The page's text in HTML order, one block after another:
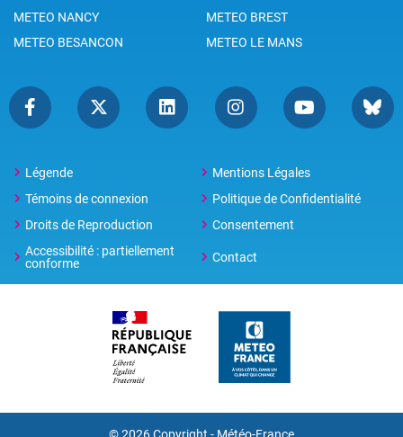
METEO NANCY
METEO BREST
METEO BESANCON
METEO LE MANS
Légende
Mentions Légales
Témoins de connexion
Politique de Confidentialité
Droits de Reproduction
Consentement
Accessibilité : partiellement
conforme
Contact